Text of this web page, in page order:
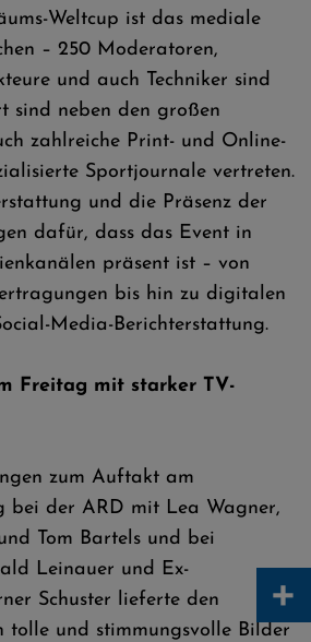
Weltcup ist das mediale
– 250 Moderatoren,
und auch Techniker sind
sind neben den großen
zahlreiche Print- und Online-
Sportjournale vertreten.
und die Präsenz der
dafür, dass das Event in
präsent ist – von
bis hin zu digitalen
Media-Berichterstattung.
Freitag mit starker TV-
zum Auftakt am
bei der ARD mit Lea Wagner,
Tom Bartels und bei
Leinauer und Ex-
Schuster lieferte den
tolle und stimmungsvolle Bilder
+